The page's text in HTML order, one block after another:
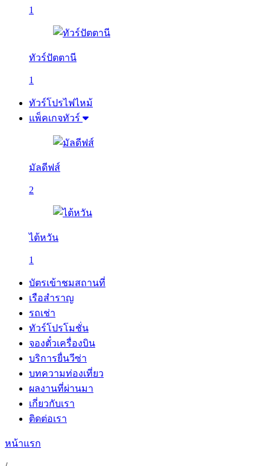
1
ทัวร์ปัตตานี
1
ทัวร์โปรไฟไหม้
แพ็คเกจทัวร์
มัลดีฟส์
2
ไต้หวัน
1
บัตรเข้าชมสถานที่
เรือสำราญ
รถเช่า
ทัวร์โปรโมชั่น
จองตั๋วเครื่องบิน
บริการยื่นวีซ่า
บทความท่องเที่ยว
ผลงานที่ผ่านมา
เกี่ยวกับเรา
ติดต่อเรา
หน้าแรก